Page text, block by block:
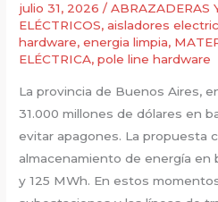
inteligente
de
Brasil
julio 31, 2026/ABRAZADERAS
ELÉCTRICOS,aisladores
hardware,energia limpia,
ELÉCTRICA,pole line hardware
La provincia de Buenos Aires,
31.000 millones de dólares en
evitar apagones. La propuesta
almacenamiento de energía en
y 125 MWh. En estos